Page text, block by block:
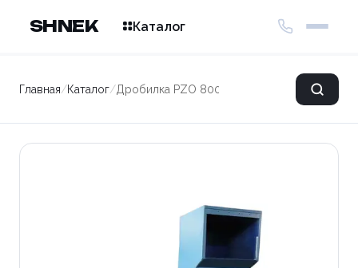
SHNEK Каталог
Главная/Каталог/Дробилка PZO 800 DLS